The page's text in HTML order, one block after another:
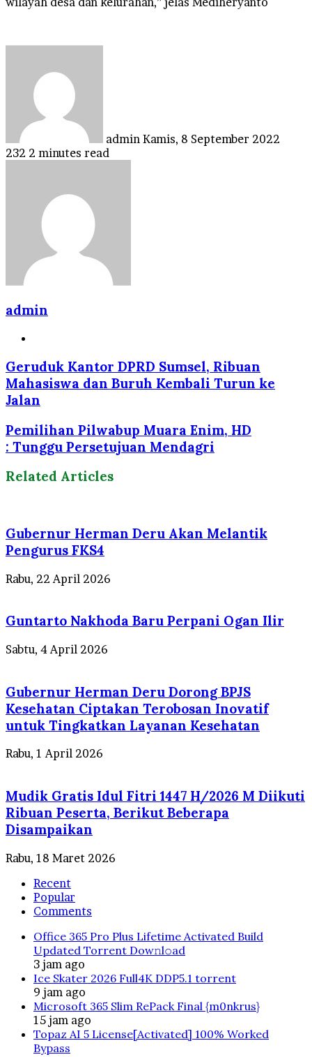
admin Kamis, 8 September 2022
232 2 minutes read
admin
Geruduk Kantor DPRD Sumsel, Ribuan
Mahasiswa dan Buruh Kembali Turun ke
Jalan
Pemilihan Pilwabup Muara Enim, HD
: Tunggu Persetujuan Mendagri
Related Articles
Gubernur Herman Deru Akan Melantik
Pengurus FKS4
Rabu, 22 April 2026
Guntarto Nakhoda Baru Perpani Ogan Ilir
Sabtu, 4 April 2026
Gubernur Herman Deru Dorong BPJS
Kesehatan Ciptakan Terobosan Inovatif
untuk Tingkatkan Layanan Kesehatan
Rabu, 1 April 2026
Mudik Gratis Idul Fitri 1447 H/2026 M Diikuti
Ribuan Peserta, Berikut Beberapa
Disampaikan
Rabu, 18 Maret 2026
Recent
Popular
Comments
Office 365 Pro Plus Lifetime Activated Build
Updated Torrent Dow𝚗l𝚘аd
3 jam ago
Ice Skater 2026 Full4K DDP5.1 torrent
9 jam ago
Microsoft 365 Slim RePack Final {m0nkrus}
15 jam ago
Topaz AI 5 License[Activated] 100% Worked
Bypass